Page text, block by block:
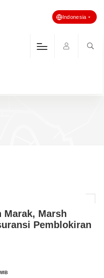
Indonesia
Marak, Marsh
Pemblokiran